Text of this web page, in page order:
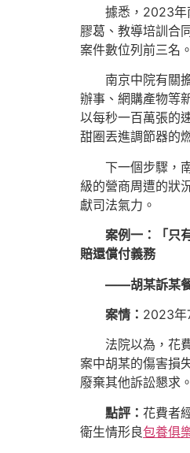
據悉，2023年
膠葛、教導培訓合
案件數位列前三名。
南京中院有關
辦事、網購產物等
以每秒一百萬張的
甜圈丟進調節器的
下一個步驟，
級的營商周遭的狀
獻司法氣力。
案例一：「只
賠還償付義務
——胡某訴某餐
案情： 2023年
法院以為，花
案中胡某的傷害損
廢棄其他訴訟懇求。
點評： 花費者
衛生情形良包養俱